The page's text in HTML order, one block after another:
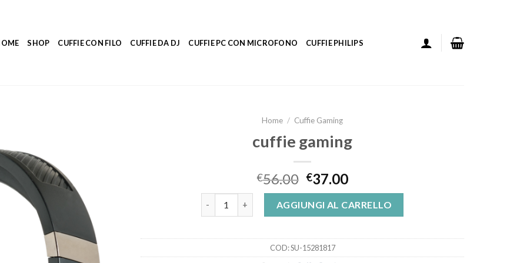
SHOP CUFFIE CON FILO CUFFIE DA DJ CUFFIE PC CON MICROFONO CUFFIE PHILIPS
Home / Cuffie Gaming
cuffie gaming
€56.00 €37.00
AGGIUNGI AL CARRELLO
COD:SU-15281817